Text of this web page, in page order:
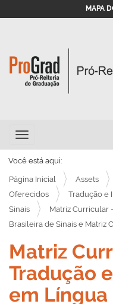
MAPA
Toggle navigation
Você está aqui:
Página Inicial Assets
Oferecidos
Tradução e
Sinais
Matriz Curricular
Brasileira de Sinais e Matriz
Matriz
Tradução
em